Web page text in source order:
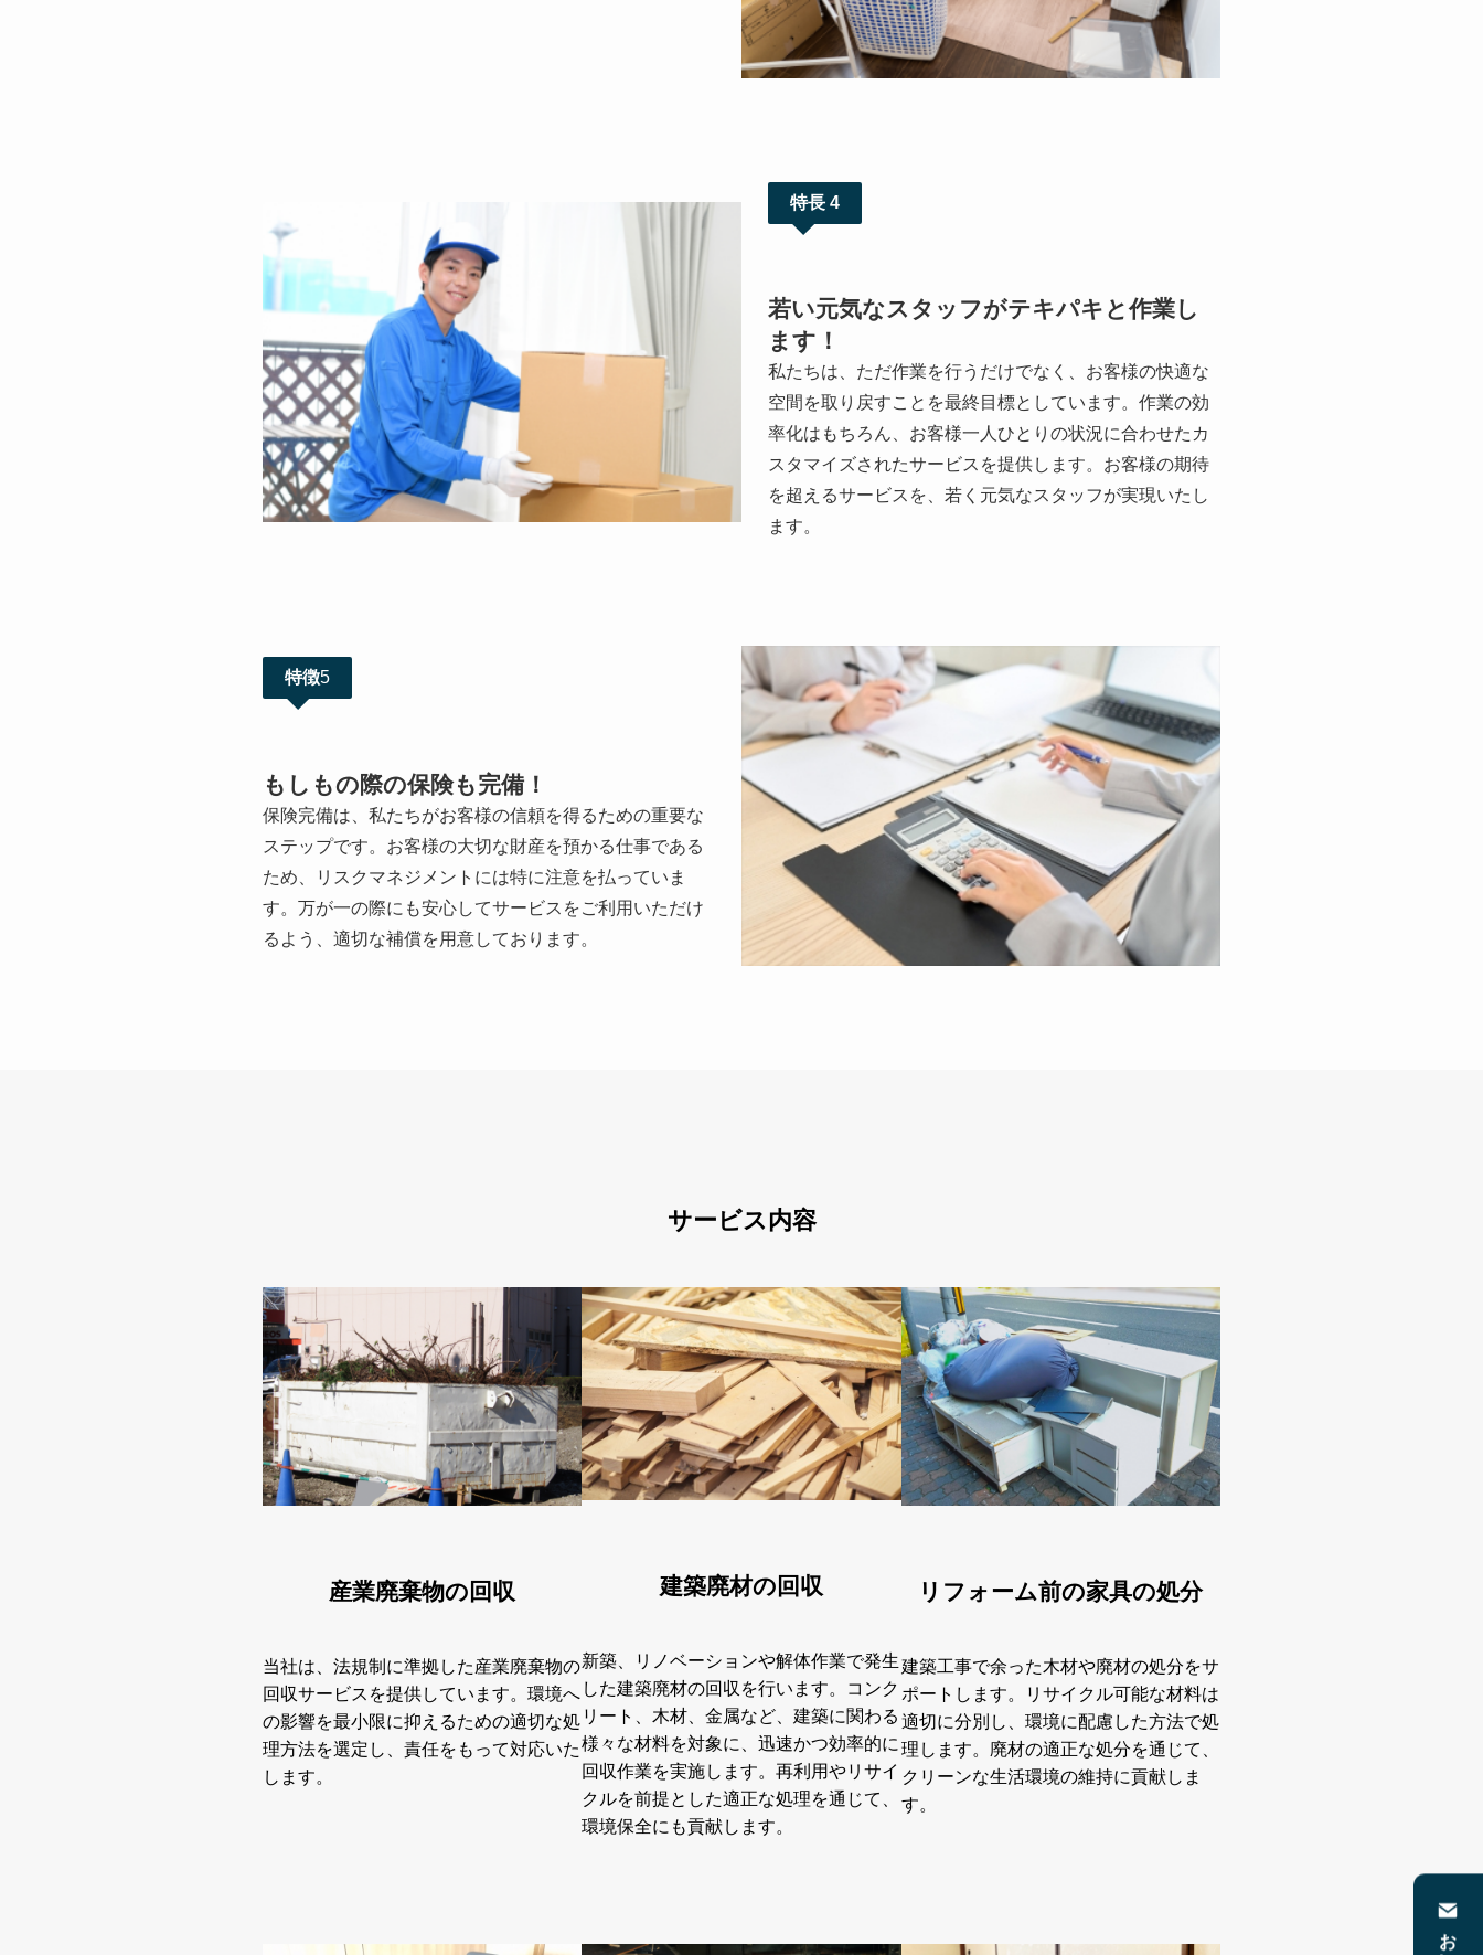
特長 4
若い元気なスタッフがテキパキと作業し
ます！
私たちは、ただ作業を行うだけでなく、お客様の快適な
空間を取り戻すことを最終目標としています。作業の効
率化はもちろん、お客様一人ひとりの状況に合わせたカ
スタマイズされたサービスを提供します。お客様の期待
を超えるサービスを、若く元気なスタッフが実現いたし
ます。
特徴5
もしもの際の保険も完備！
保険完備は、私たちがお客様の信頼を得るための重要な
ステップです。お客様の大切な財産を預かる仕事である
ため、リスクマネジメントには特に注意を払っていま
す。万が一の際にも安心してサービスをご利用いただけ
るよう、適切な補償を用意しております。
サービス内容
産業廃棄物の回収
当社は、法規制に準拠した産業廃棄物の
回収サービスを提供しています。環境へ
の影響を最小限に抑えるための適切な処
理方法を選定し、責任をもって対応いた
します。
建築廃材の回収
新築、リノベーションや解体作業で発生
した建築廃材の回収を行います。コンク
リート、木材、金属など、建築に関わる
様々な材料を対象に、迅速かつ効率的に
回収作業を実施します。再利用やリサイ
クルを前提とした適正な処理を通じて、
環境保全にも貢献します。
リフォーム前の家具の処分
建築工事で余った木材や廃材の処分をサ
ポートします。リサイクル可能な材料は
適切に分別し、環境に配慮した方法で処
理します。廃材の適正な処分を通じて、
クリーンな生活環境の維持に貢献しま
す。